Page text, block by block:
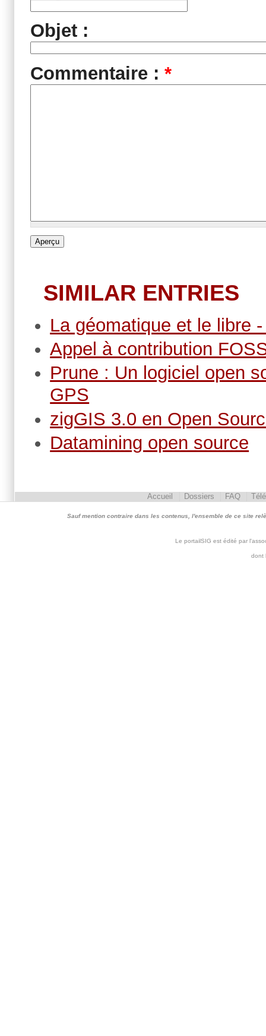
Objet :
Commentaire : *
SIMILAR ENTRIES
La géomatique et le libre
Appel à contribution
Prune : Un logiciel open
GPS
zigGIS 3.0 en Open
Datamining open source
Accueil Dossiers FAQ
Sauf mention contraire dans les contenus, l'ensemble de ce site
Le portailSIG est édité par
dont